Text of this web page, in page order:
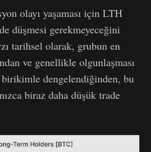
olayı yaşaması için LTH
düşmesi gerekmeyeceğini
tarihsel olarak, grubun en
ve genellikle olgunlaşması
birikimle dengelendiğinden, bu
biraz daha düşük trade